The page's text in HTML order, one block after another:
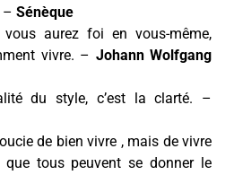
– Sénèque
vous aurez foi en vous-même,
vivre. – Johann Wolfgang
du style, c’est la clarté. –
de bien vivre , mais de vivre
que tous peuvent se donner le